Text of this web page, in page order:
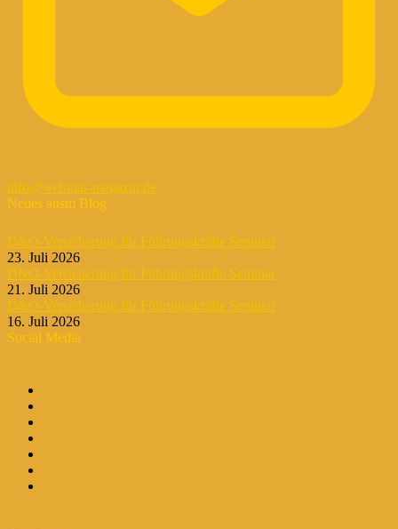
info@webinar-magazin.de
Neues ausm Blog
D&O-Versicherung für Führungskräfte Seminar
23. Juli 2026
D&O-Versicherung für Führungskräfte Seminar
21. Juli 2026
D&O-Versicherung für Führungskräfte Seminar
16. Juli 2026
Social Media